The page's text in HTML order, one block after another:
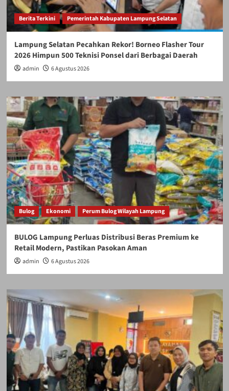
Berita Terkini Pemerintah Kabupaten Lampung Selatan
Lampung Selatan Pecahkan Rekor! Borneo Flasher Tour
2026 Himpun 500 Teknisi Ponsel dari Berbagai Daerah
admin 6 Agustus 2026
Bulog Ekonomi Perum Bulog Wilayah Lampung
BULOG Lampung Perluas Distribusi Beras Premium ke
Retail Modern, Pastikan Pasokan Aman
admin 6 Agustus 2026